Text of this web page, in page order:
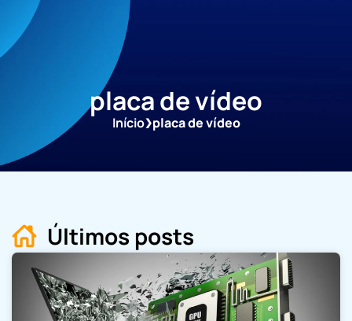
placa de vídeo
Início❯placa de vídeo
Últimos posts